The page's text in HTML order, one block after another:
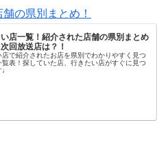
の県別まとめ！
店一覧！紹介された店舗の県別まとめ
回放送店は？！
店で紹介されたお店を県別でわかりやすく見つ
覧表！探していた店、行きたい店がすぐに見つ
♩